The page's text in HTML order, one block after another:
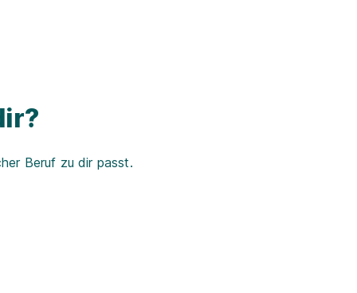
Beruf zu dir passt.